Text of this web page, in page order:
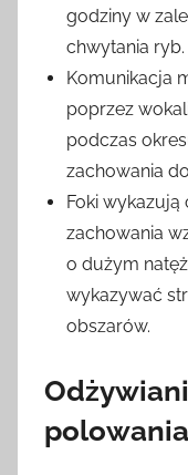
godziny w
chwytania ryb.
Komunikacja
poprzez
podczas
zachowania
Foki wykazują
zachowania
o dużym
wykazywać
obszarów.
polowania